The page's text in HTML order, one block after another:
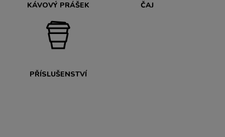
KÁVOVÝ PRÁŠEK ČAJ
PŘÍSLUŠENSTVÍ